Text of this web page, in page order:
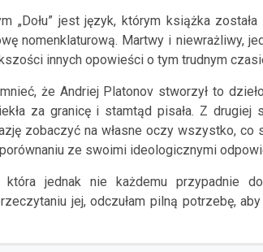
„Dołu” jest język, którym książka
nomenklaturową. Martwy i niewrażliwy,
innych opowieści o tym trudnym
że Andriej Platonov stworzył to
za granicę i stamtąd pisała. Z
zobaczyć na własne oczy wszystko, co
ze swoimi ideologicznymi
która jednak nie każdemu przypadnie
jej, odczułam pilną potrzebę,